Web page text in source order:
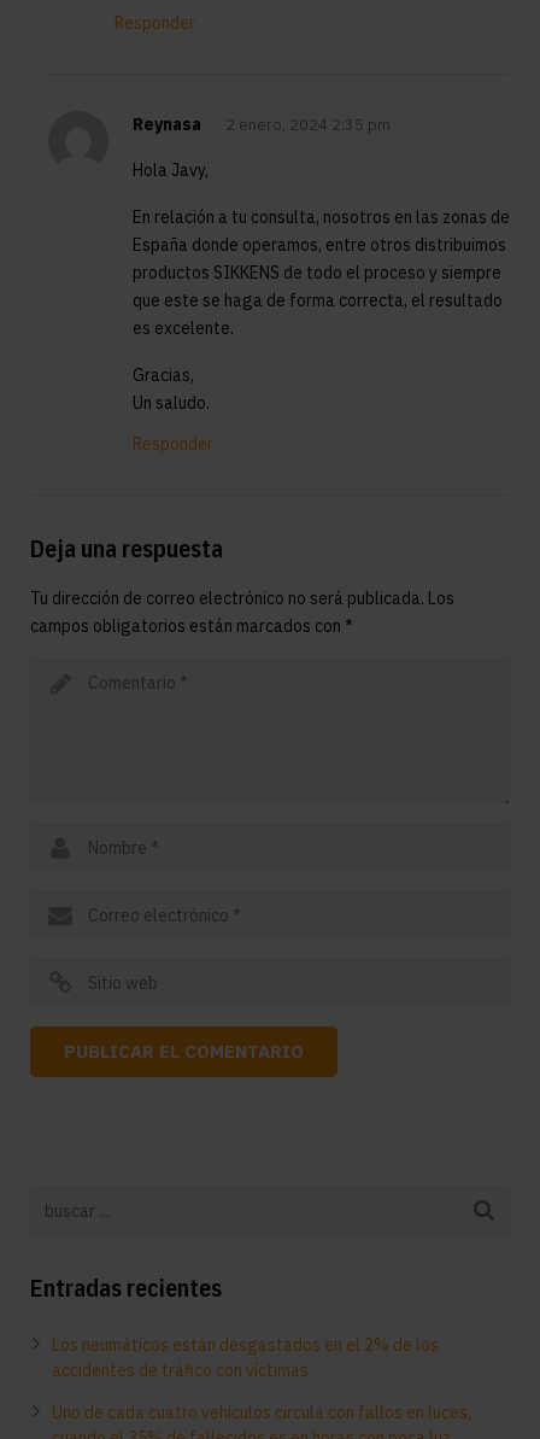
Responder
Reynasa 2 enero, 2024 2:35 pm
Hola Javy,
En relación a tu consulta, nosotros en las zonas de
España donde operamos, entre otros distribuimos
productos SIKKENS de todo el proceso y siempre
que este se haga de forma correcta, el resultado
es excelente.
Gracias,
Un saludo.
Responder
Deja una respuesta
Tu dirección de correo electrónico no será publicada. Los
campos obligatorios están marcados con *
Entradas recientes
Los neumáticos están desgastados en el 2% de los
accidentes de tráfico con víctimas
Uno de cada cuatro vehículos circula con fallos en luces,